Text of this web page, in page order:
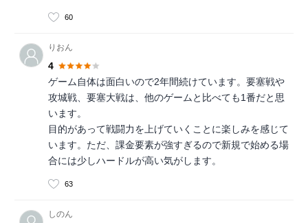
60
りおん
4
ゲーム自体は面白いので2年間続けています。要塞戦や
攻城戦、要塞大戦は、他のゲームと比べても1番だと思
います。
目的があって戦闘力を上げていくことに楽しみを感じて
います。ただ、課金要素が強すぎるので新規で始める場
合には少しハードルが高い気がします。
63
しのん